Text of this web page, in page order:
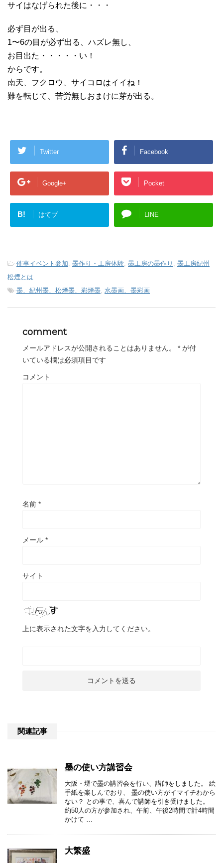
サイはなげられた後に・・・
必ず目が出る、
1〜6の目が必ず出る、ハズレ無し、
お目出た・・・・・い！
からです。
南天、フクロウ、サイコロはイイね！
難を転じて、苦労無しおまけに芽が出る。
Twitter Facebook
Google+ Pocket
B! はてブ LINE
-催事イベント参加 墨作り・工房体験 墨工房の墨作り
墨工房紀州
松煙とは
-墨、紀州墨、松煙墨、彩煙墨 水墨画、墨彩画
comment
メールアドレスが公開されることはありません。 * が付
いている欄は必須項目です
コメント
名前 *
メール *
サイト
上に表示された文字を入力してください。
関連記事
墨の使い方講習会
大阪・堺で墨の講習会を行い、講師をしました。 絵
手紙を楽しんでおり、 墨の使い方がイマイチわから
ない？ との事で、喜んで講師を引き受けました。
約50人の方が参加され、午前、午後2時間で計4時間
かけて …
大繁盛